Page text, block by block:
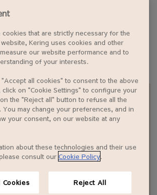
価され、同時期にレジオン・ドヌール勲
トクチュールおよびプレタポルテのアト
ヴォアフェールの継承を統括するディレ
し、2025年末まで同職を務めました。
て薬学博士号を取得。ESSECビジネスス
およびマーケティングの修士号を取得。
個人情報保護方針
that are strictly necessary for the
Kering uses cookies and other
our website performance and to
of your interests.
all cookies" to consent to the above
on "Cookie Settings" to configure your
the "Reject all" button to refuse all the
You may change your preferences, and in
your consent, on our website at any
about these technologies and their use
consult our Cookie Policy.
Reject All